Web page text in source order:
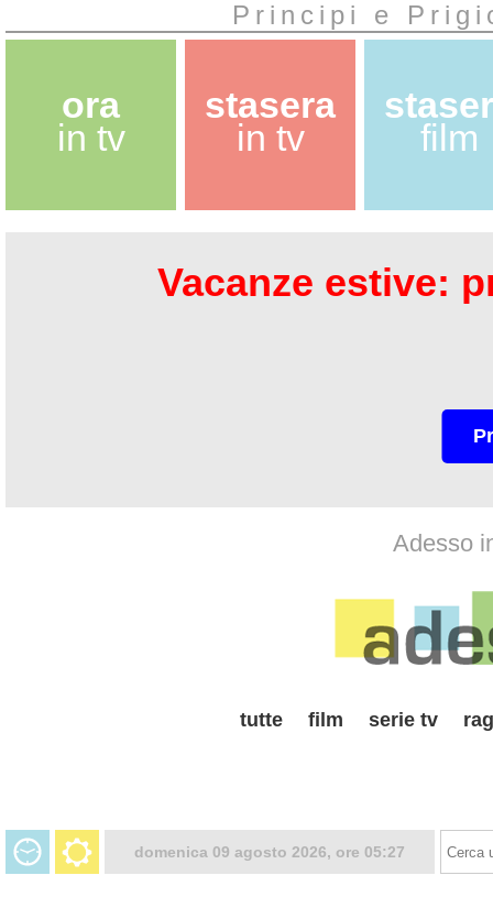
Principi e
ora
in tv
stasera
in tv
film
Vacanze estive:
Adesso
tutte film serie tv
domenica 09 agosto 2026, ore 05:27